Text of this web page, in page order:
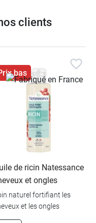
clients
bas
de ricin Natessance
et ongles
naturel fortifiant les
et les ongles